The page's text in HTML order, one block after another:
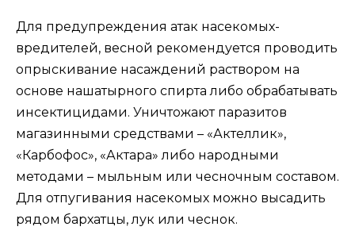
Для предупреждения атак насекомых-
вредителей, весной рекомендуется проводить
опрыскивание насаждений раствором на
основе нашатырного спирта либо обрабатывать
инсектицидами. Уничтожают паразитов
магазинными средствами – «Актеллик»,
«Карбофос», «Актара» либо народными
методами – мыльным или чесночным составом.
Для отпугивания насекомых можно высадить
рядом бархатцы, лук или чеснок.